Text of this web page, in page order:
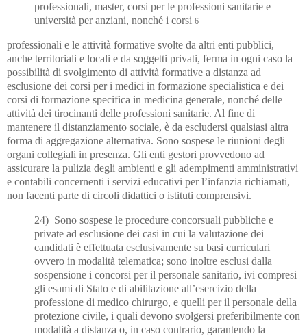
professionali, master, corsi per le professioni sanitarie e
università per anziani, nonché i corsi 6
professionali e le attività formative svolte da altri enti pubblici,
anche territoriali e locali e da soggetti privati, ferma in ogni caso la
possibilità di svolgimento di attività formative a distanza ad
esclusione dei corsi per i medici in formazione specialistica e dei
corsi di formazione specifica in medicina generale, nonché delle
attività dei tirocinanti delle professioni sanitarie. Al fine di
mantenere il distanziamento sociale, è da escludersi qualsiasi altra
forma di aggregazione alternativa. Sono sospese le riunioni degli
organi collegiali in presenza. Gli enti gestori provvedono ad
assicurare la pulizia degli ambienti e gli adempimenti amministrativi
e contabili concernenti i servizi educativi per l’infanzia richiamati,
non facenti parte di circoli didattici o istituti comprensivi.
24) Sono sospese le procedure concorsuali pubbliche e
private ad esclusione dei casi in cui la valutazione dei
candidati è effettuata esclusivamente su basi curriculari
ovvero in modalità telematica; sono inoltre esclusi dalla
sospensione i concorsi per il personale sanitario, ivi compresi
gli esami di Stato e di abilitazione all’esercizio della
professione di medico chirurgo, e quelli per il personale della
protezione civile, i quali devono svolgersi preferibilmente con
modalità a distanza o, in caso contrario, garantendo la